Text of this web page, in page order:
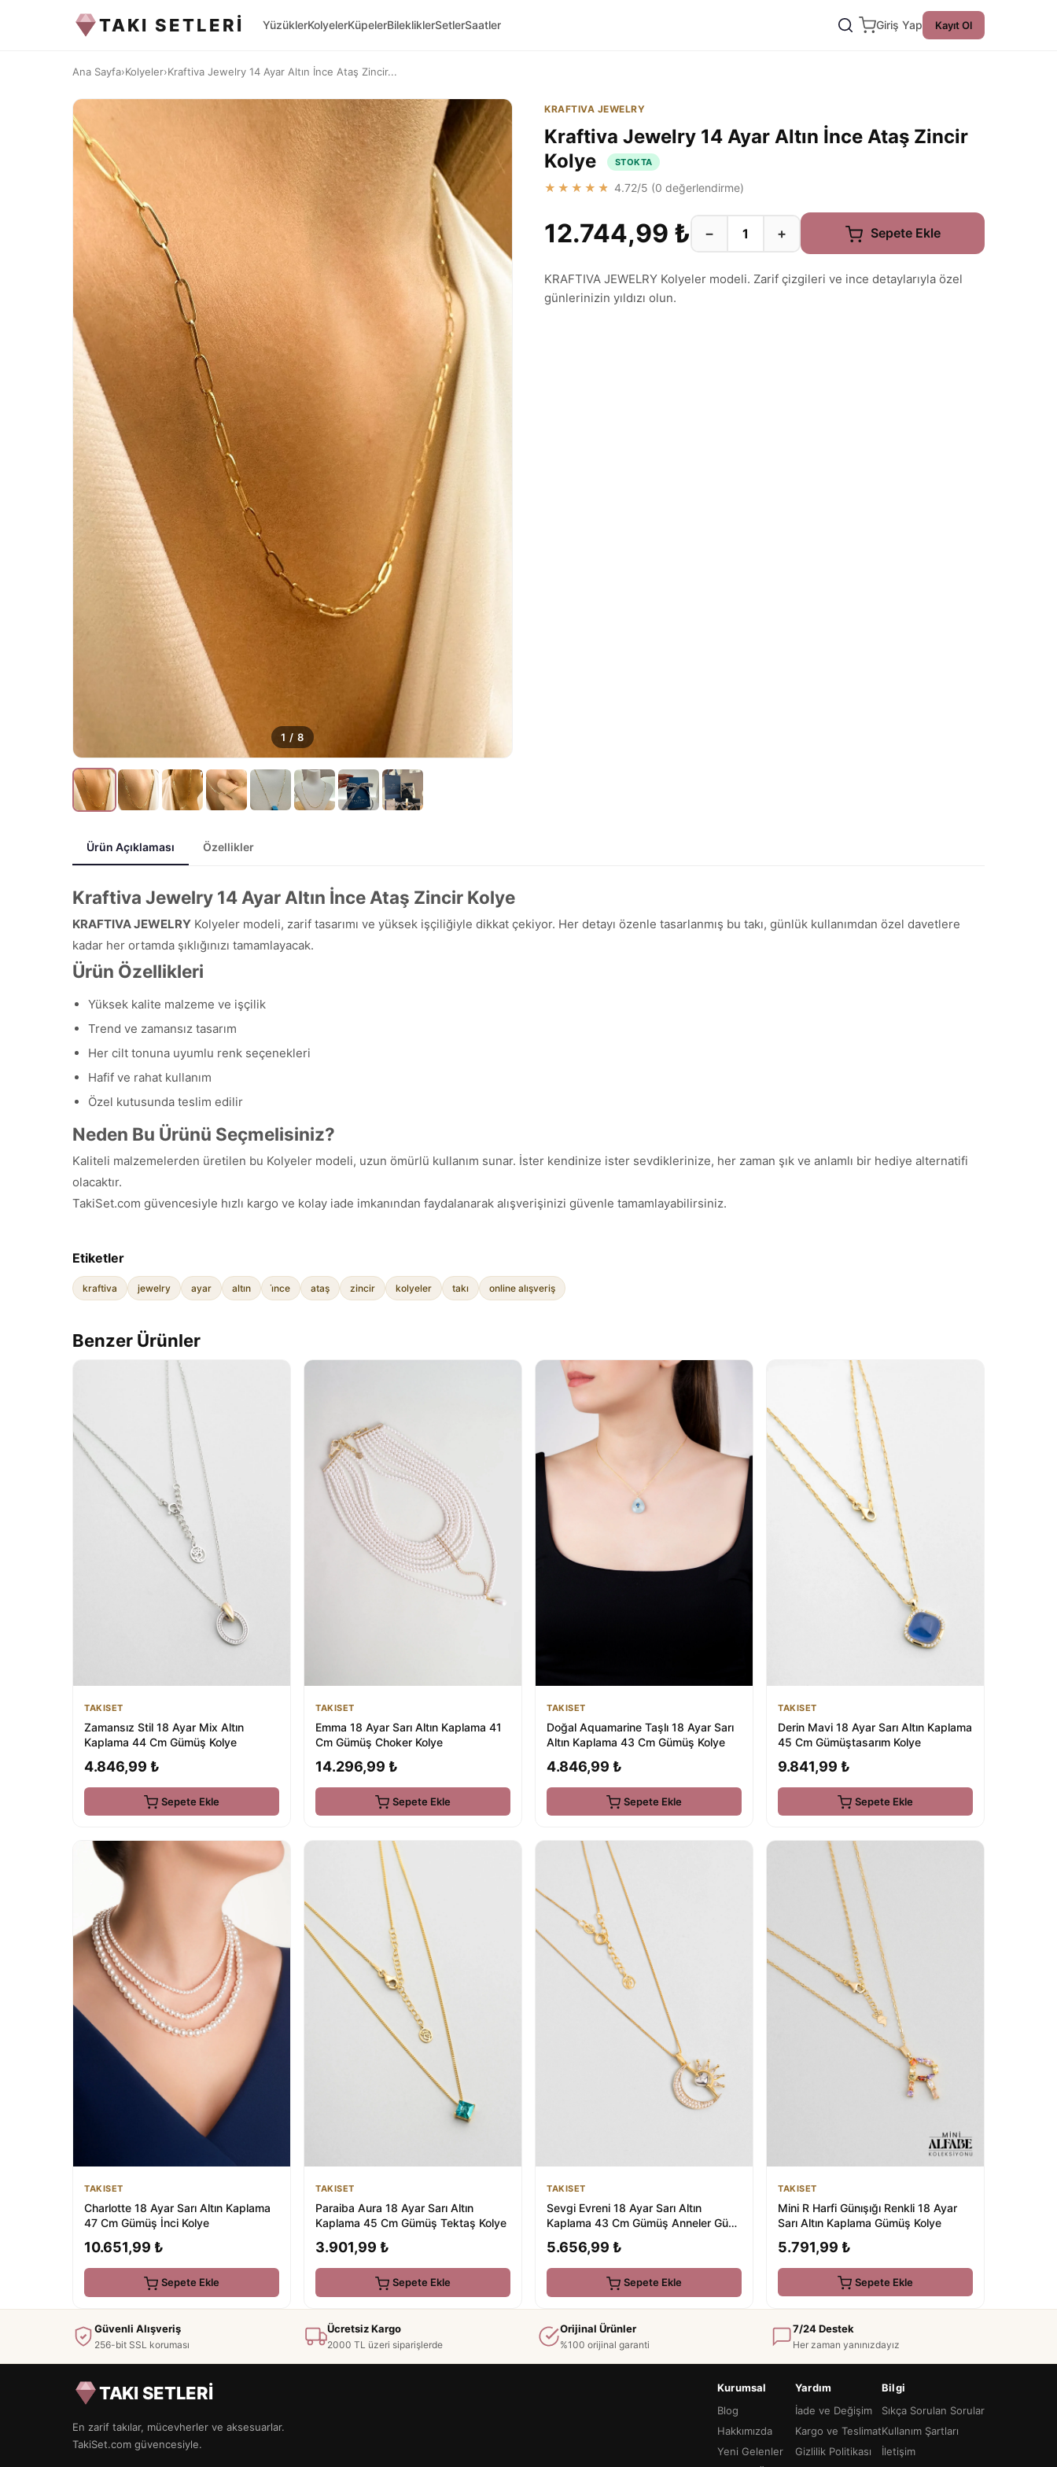
TAKI SETLERİ YüzüklerKolyelerKüpelerBilekliklerSetlerSaatler Giriş Yap Kayıt Ol
Ana Sayfa›Kolyeler›Kraftiva Jewelry 14 Ayar Altın İnce Ataş Zincir...
1 / 8
KRAFTIVA JEWELRY
Kraftiva Jewelry 14 Ayar Altın İnce Ataş Zincir
Kolye
STOKTA
★★★★★ 4.72/5 (0 değerlendirme)
12.744,99 ₺ − + Sepete Ekle
KRAFTIVA JEWELRY Kolyeler modeli. Zarif çizgileri ve ince detaylarıyla özel
günlerinizin yıldızı olun.
Ürün Açıklaması Özellikler
Kraftiva Jewelry 14 Ayar Altın İnce Ataş Zincir Kolye
KRAFTIVA JEWELRY Kolyeler modeli, zarif tasarımı ve yüksek işçiliğiyle dikkat çekiyor. Her detayı özenle tasarlanmış bu takı, günlük kullanımdan özel davetlere
kadar her ortamda şıklığınızı tamamlayacak.
Ürün Özellikleri
Yüksek kalite malzeme ve işçilik
Trend ve zamansız tasarım
Her cilt tonuna uyumlu renk seçenekleri
Hafif ve rahat kullanım
Özel kutusunda teslim edilir
Neden Bu Ürünü Seçmelisiniz?
Kaliteli malzemelerden üretilen bu Kolyeler modeli, uzun ömürlü kullanım sunar. İster kendinize ister sevdiklerinize, her zaman şık ve anlamlı bir hediye alternatifi
olacaktır.
TakiSet.com güvencesiyle hızlı kargo ve kolay iade imkanından faydalanarak alışverişinizi güvenle tamamlayabilirsiniz.
Etiketler
kraftiva jewelry ayar altın i̇nce ataş zincir kolyeler takı online alışveriş
Benzer Ürünler
TAKISET
Zamansız Stil 18 Ayar Mix Altın
Kaplama 44 Cm Gümüş Kolye
4.846,99 ₺
Sepete Ekle
TAKISET
Emma 18 Ayar Sarı Altın Kaplama 41
Cm Gümüş Choker Kolye
14.296,99 ₺
Sepete Ekle
TAKISET
Doğal Aquamarine Taşlı 18 Ayar Sarı
Altın Kaplama 43 Cm Gümüş Kolye
4.846,99 ₺
Sepete Ekle
TAKISET
Derin Mavi 18 Ayar Sarı Altın Kaplama
45 Cm Gümüştasarım Kolye
9.841,99 ₺
Sepete Ekle
TAKISET
Charlotte 18 Ayar Sarı Altın Kaplama
47 Cm Gümüş İnci Kolye
10.651,99 ₺
Sepete Ekle
TAKISET
Paraiba Aura 18 Ayar Sarı Altın
Kaplama 45 Cm Gümüş Tektaş Kolye
3.901,99 ₺
Sepete Ekle
TAKISET
Sevgi Evreni 18 Ayar Sarı Altın
Kaplama 43 Cm Gümüş Anneler Günü
5.656,99 ₺
Sepete Ekle
TAKISET
Mini R Harfi Günışığı Renkli 18 Ayar
Sarı Altın Kaplama Gümüş Kolye
5.791,99 ₺
Sepete Ekle
Güvenli Alışveriş
256-bit SSL koruması
Ücretsiz Kargo
2000 TL üzeri siparişlerde
Orijinal Ürünler
%100 orijinal garanti
7/24 Destek
Her zaman yanınızdayız
TAKI SETLERİ
En zarif takılar, mücevherler ve aksesuarlar.
TakiSet.com güvencesiyle.
Kurumsal
Blog
Hakkımızda
Yeni Gelenler
Yardım
İade ve Değişim
Kargo ve Teslimat
Gizlilik Politikası
Bilgi
Sıkça Sorulan Sorular
Kullanım Şartları
İletişim